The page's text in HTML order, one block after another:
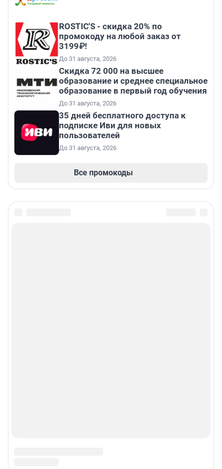
ROSTIC'S - скидка 20% по
промокоду на любой заказ от
3199₽!
До 31 августа, 2026
Скидка 72 000 на высшее
образование и среднее специальное
образование в первый год обучения
До 31 августа, 2026
35 дней бесплатного доступа к
подписке Иви для новых
пользователей
До 31 августа, 2026
Все промокоды